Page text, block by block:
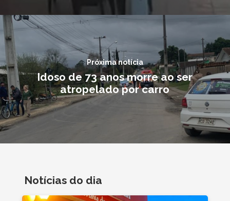
Próxima notícia
Idoso de 73 anos morre ao ser
atropelado por carro
Notícias do dia